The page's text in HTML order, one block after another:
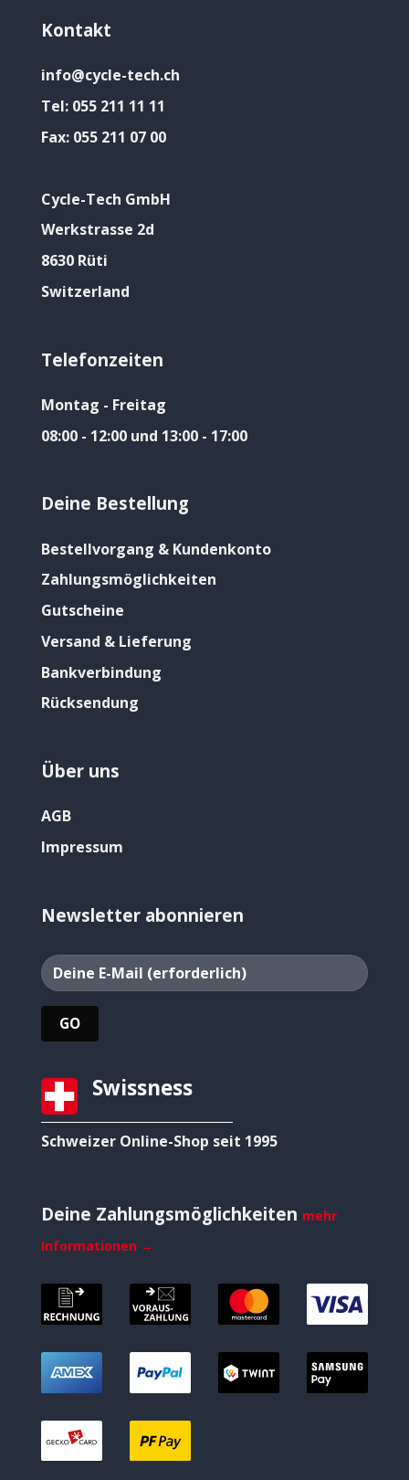
Kontakt
info@cycle-tech.ch
Tel: 055 211 11 11
Fax: 055 211 07 00
Cycle-Tech GmbH
Werkstrasse 2d
8630 Rüti
Switzerland
Telefonzeiten
Montag - Freitag
08:00 - 12:00 und 13:00 - 17:00
Deine Bestellung
Bestellvorgang & Kundenkonto
Zahlungsmöglichkeiten
Gutscheine
Versand & Lieferung
Bankverbindung
Rücksendung
Über uns
AGB
Impressum
Newsletter abonnieren
Swissness
Schweizer Online-Shop seit 1995
Deine Zahlungsmöglichkeiten mehr
Informationen →